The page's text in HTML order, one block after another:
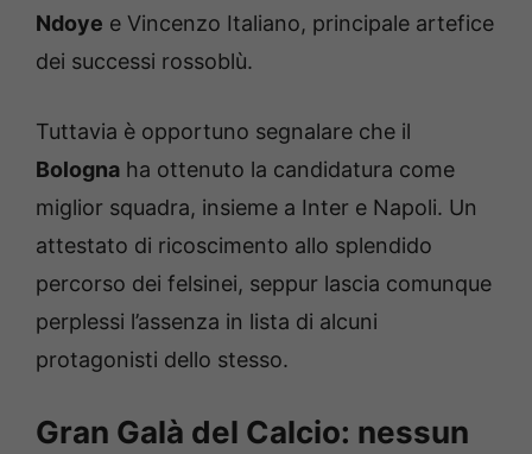
Ndoye e Vincenzo Italiano, principale artefice
dei successi rossoblù.
Tuttavia è opportuno segnalare che il
Bologna ha ottenuto la candidatura come
miglior squadra, insieme a Inter e Napoli. Un
attestato di ricoscimento allo splendido
percorso dei felsinei, seppur lascia comunque
perplessi l’assenza in lista di alcuni
protagonisti dello stesso.
Gran Galà del Calcio: nessun